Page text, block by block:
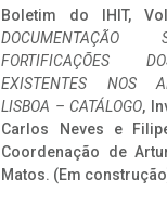
Boletim do IHIT,
FORTIFICAÇÕES
EXISTENTES NOS
LISBOA – CATÁLOGO,
Carlos Neves e
Coordenação de
Matos. (Em